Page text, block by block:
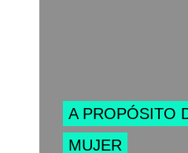
A PROPÓSITO
MUJER